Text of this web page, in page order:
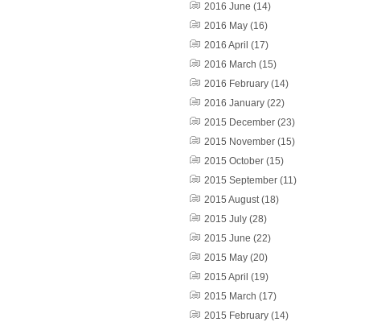
2016 June (14)
2016 May (16)
2016 April (17)
2016 March (15)
2016 February (14)
2016 January (22)
2015 December (23)
2015 November (15)
2015 October (15)
2015 September (11)
2015 August(18)
2015 July (28)
2015 June (22)
2015 May (20)
2015 April (19)
2015 March (17)
2015 February (14)